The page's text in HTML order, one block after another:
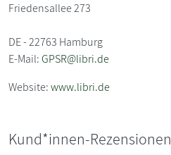
Friedensallee 273
DE - 22763 Hamburg
E-Mail:GPSR@libri.de
Website:www.libri.de
Kund*innen-Rezensionen